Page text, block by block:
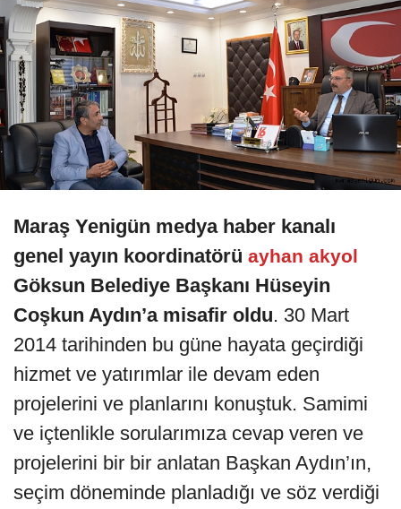
Maraş Yenigün medya haber kanalı
genel yayın koordinatörü ayhan akyol
Göksun Belediye Başkanı Hüseyin
Coşkun Aydın’a misafir oldu. 30 Mart
2014 tarihinden bu güne hayata geçirdiği
hizmet ve yatırımlar ile devam eden
projelerini ve planlarını konuştuk. Samimi
ve içtenlikle sorularımıza cevap veren ve
projelerini bir bir anlatan Başkan Aydın’ın,
seçim döneminde planladığı ve söz verdiği